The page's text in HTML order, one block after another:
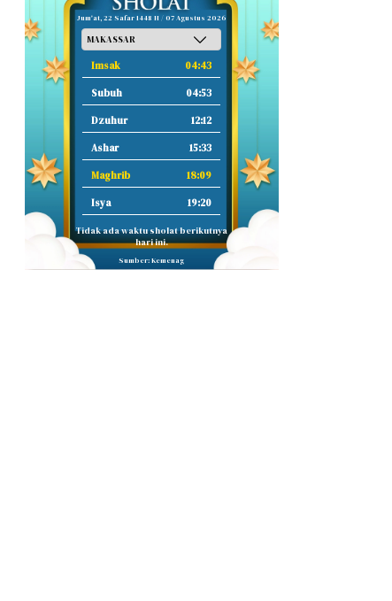
Jum'at, 22 Safar 1448 H / 07 Agustus 2026
Imsak 04:43
Subuh 04:53
Dzuhur 12:12
Ashar 15:33
Maghrib 18:09
Isya 19:20
Tidak ada waktu sholat berikutnya
hari ini.
Sumber: Kemenag